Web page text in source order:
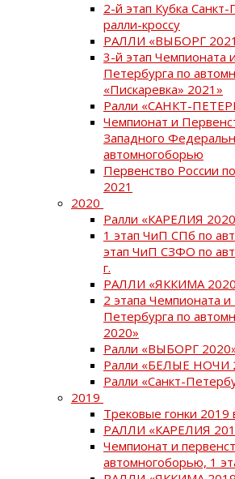
2-й этап Кубка
ралли-кроссу
РАЛЛИ «ВЫБОРГ
3-й этап Чемпионата
Петербурга по
«Пискаревка» 2021»
Ралли «САНКТ-
Чемпионат и
Западного
автомногоборью
Первенство России
2021
2020
Ралли «КАРЕЛИЯ
1 этап ЧиП СПб по
этап ЧиП СЗФО по
г.
РАЛЛИ «ЯККИМА
2 этапа Чемпионата
Петербурга по
2020»
Ралли «ВЫБОРГ
Ралли «БЕЛЫЕ НОЧИ
Ралли «Санкт-
2019
Трековые гонки 2019
РАЛЛИ «КАРЕЛИЯ
Чемпионат и
автомногоборью, 1